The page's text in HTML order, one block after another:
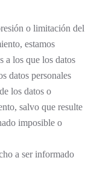
o limitación del
estamos
a los que los datos
datos personales
los datos o
salvo que resulte
imposible o
a ser informado